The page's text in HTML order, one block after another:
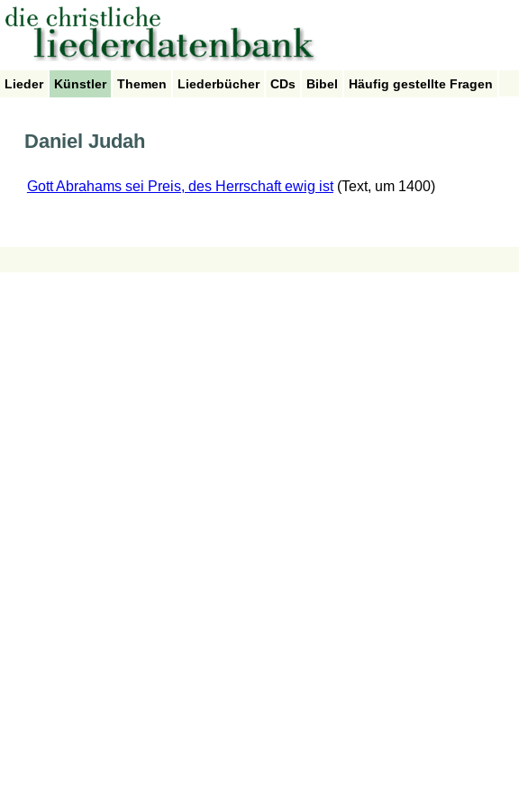
Lieder Künstler Themen Liederbücher CDs Bibel Häufig gestellte Fragen
Daniel Judah
Gott Abrahams sei Preis, des Herrschaft ewig ist (Text, um 1400)